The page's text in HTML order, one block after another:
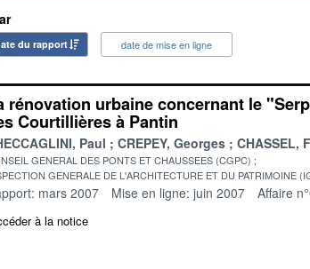
du rapport date de mise en ligne
rénovation urbaine concernant le
Courtillières à Pantin
Paul CREPEY, Georges CHASSEL,
GENERAL DES PONTS ET CHAUSSEES (CGPC)
GENERALE DE L'ARCHITECTURE ET DU PATRIMOINE
mars 2007 Mise en ligne: juin 2007 Affaire
à la notice